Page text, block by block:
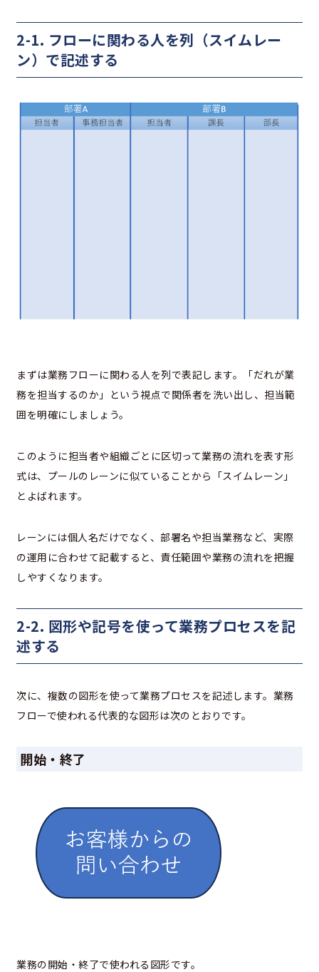
2-1. フローに関わる人を列（スイムレー
ン）で記述する
まずは業務フローに関わる人を列で表記します。「だれが業
務を担当するのか」という視点で関係者を洗い出し、担当範
囲を明確にしましょう。
このように担当者や組織ごとに区切って業務の流れを表す形
式は、プールのレーンに似ていることから「スイムレーン」
とよばれます。
レーンには個人名だけでなく、部署名や担当業務など、実際
の運用に合わせて記載すると、責任範囲や業務の流れを把握
しやすくなります。
2-2. 図形や記号を使って業務プロセスを記
述する
次に、複数の図形を使って業務プロセスを記述します。業務
フローで使われる代表的な図形は次のとおりです。
開始・終了
業務の開始・終了で使われる図形です。